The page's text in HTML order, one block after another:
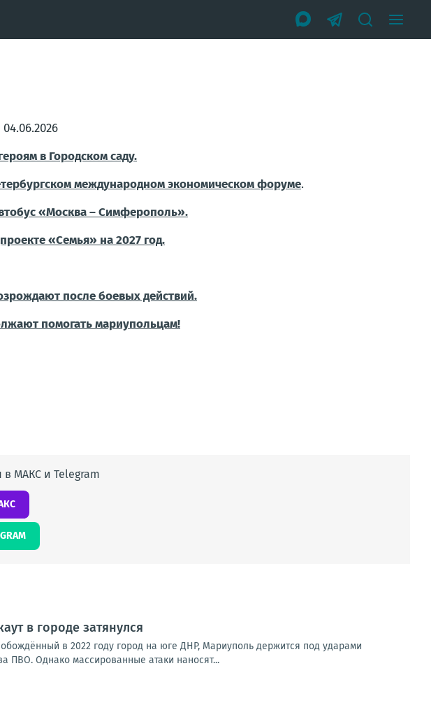
в Городском саду.
международном экономическом форуме.
«Москва – Симферополь».
«Семья» на 2027 год.
после боевых действий.
помогать мариупольцам!
МАКС и Telegram
в городе затянулся
в 2022 году город на юге ДНР, Мариуполь держится под ударами
ПВО. Однако массированные атаки наносят...